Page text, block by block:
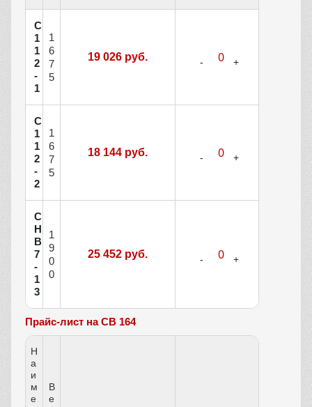
С
1
1
2
-
1
1
6
7
5
19 026 руб.
С
1
1
2
-
2
1
6
7
5
18 144 руб.
С
Н
В
7
-
1
3
1
9
0
0
25 452 руб.
Прайс-лист на СВ 164
Н
а
и
м
е
В
е